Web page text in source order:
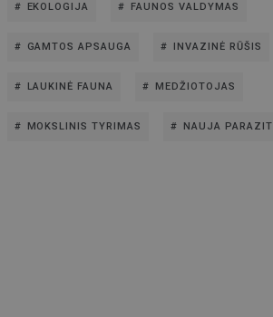
EKOLOGIJA FAUNOS VALDYMAS
GAMTOS APSAUGA INVAZINĖ RŪŠIS
LAUKINĖ FAUNA MEDŽIOTOJAS
MOKSLINIS TYRIMAS NAUJA